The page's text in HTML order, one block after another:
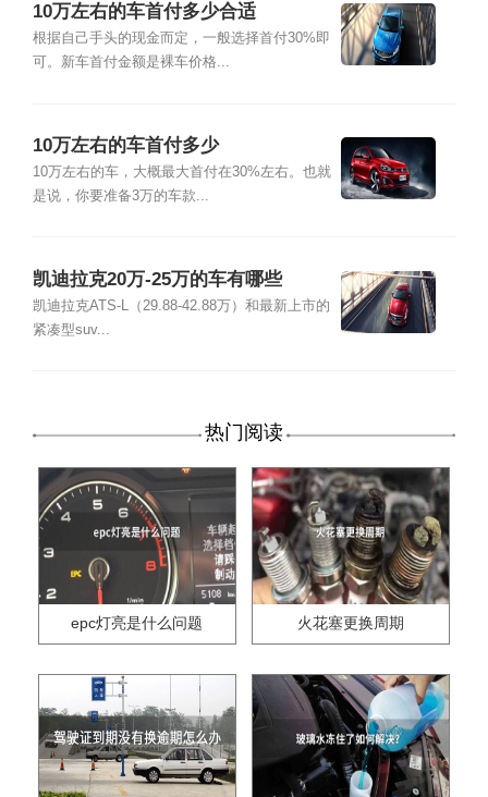
10万左右的车首付多少合适
根据自己手头的现金而定，一般选择首付30%即
可。新车首付金额是裸车价格...
10万左右的车首付多少
10万左右的车，大概最大首付在30%左右。也就
是说，你要准备3万的车款...
凯迪拉克20万-25万的车有哪些
凯迪拉克ATS-L（29.88-42.88万）和最新上市的
紧凑型suv...
热门阅读
epc灯亮是什么问题 火花塞更换周期